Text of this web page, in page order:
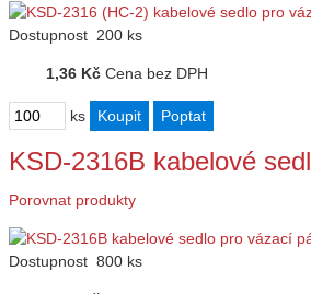
Dostupnost 200 ks
1,36 Kč Cena bez DPH
ks
KSD-2316B kabelové
Porovnat produkty
Dostupnost 800 ks